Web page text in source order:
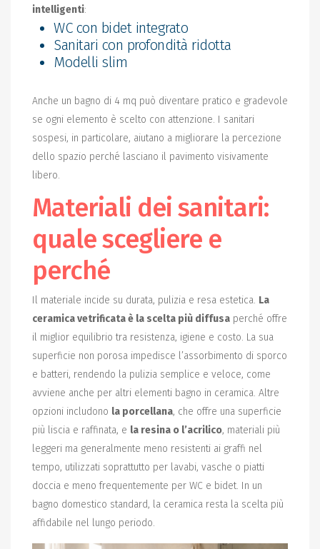
intelligenti:
WC con bidet integrato
Sanitari con profondità ridotta
Modelli slim
Anche un bagno di 4 mq può diventare pratico e gradevole
se ogni elemento è scelto con attenzione. I sanitari
sospesi, in particolare, aiutano a migliorare la percezione
dello spazio perché lasciano il pavimento visivamente
libero.
Materiali dei sanitari:
quale scegliere e
perché
Il materiale incide su durata, pulizia e resa estetica. La
ceramica vetrificata è la scelta più diffusa perché offre
il miglior equilibrio tra resistenza, igiene e costo. La sua
superficie non porosa impedisce l’assorbimento di sporco
e batteri, rendendo la pulizia semplice e veloce, come
avviene anche per altri elementi bagno in ceramica. Altre
opzioni includono la porcellana, che offre una superficie
più liscia e raffinata, e la resina o l’acrilico, materiali più
leggeri ma generalmente meno resistenti ai graffi nel
tempo, utilizzati soprattutto per lavabi, vasche o piatti
doccia e meno frequentemente per WC e bidet. In un
bagno domestico standard, la ceramica resta la scelta più
affidabile nel lungo periodo.